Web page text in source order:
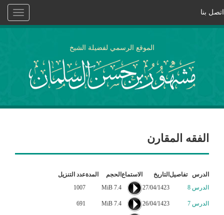
Toggle
اتصل بنا
الموقع الرسمي لفضيلة الشيخ
الفقه المقارن
الدرس تفاصيلالتاريخ الاستماعالحجم المدةعدد التنزيل
الدرس 8
27/04/1423
7.4 MiB
1007
الدرس 7 26/04/1423
7.4 MiB
691